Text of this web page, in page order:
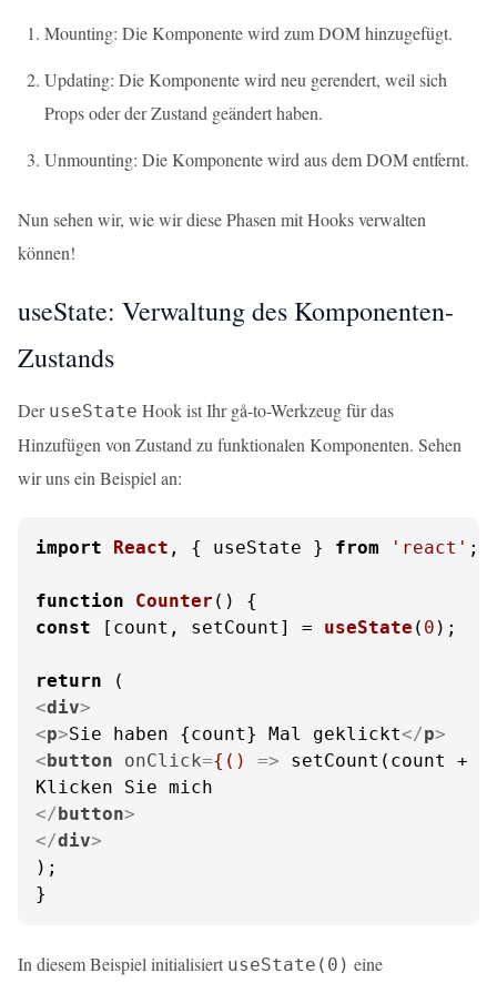
Mounting: Die Komponente wird zum DOM hinzugefügt.
Updating: Die Komponente wird neu gerendert, weil sich
Props oder der Zustand geändert haben.
Unmounting: Die Komponente wird aus dem DOM entfernt.
Nun sehen wir, wie wir diese Phasen mit Hooks verwalten
können!
useState: Verwaltung des Komponenten-
Zustands
Der useState Hook ist Ihr gå-to-Werkzeug für das
Hinzufügen von Zustand zu funktionalen Komponenten. Sehen
wir uns ein Beispiel an:
import React , { useState } from 'react' ;
function Counter (
const [count, setCount] = useState ( 0 );
return
<div>
<p>Sie haben {count} Mal geklickt</p>
<button onClick={() => setCount(count +
</button>
</div>
);
}
In diesem Beispiel initialisiert useState(0) eine